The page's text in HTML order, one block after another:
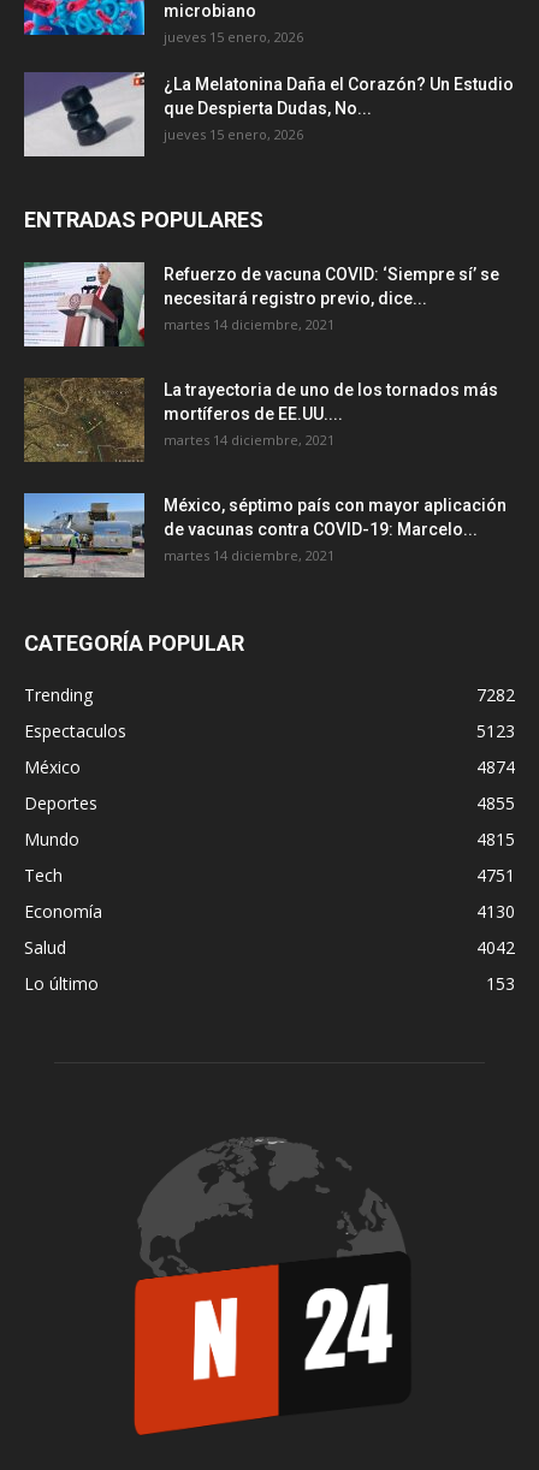
microbiano
jueves 15 enero, 2026
¿La Melatonina Daña el Corazón? Un Estudio
que Despierta Dudas, No...
jueves 15 enero, 2026
ENTRADAS POPULARES
Refuerzo de vacuna COVID: ‘Siempre sí’ se
necesitará registro previo, dice...
martes 14 diciembre, 2021
La trayectoria de uno de los tornados más
mortíferos de EE.UU....
martes 14 diciembre, 2021
México, séptimo país con mayor aplicación
de vacunas contra COVID-19: Marcelo...
martes 14 diciembre, 2021
CATEGORÍA POPULAR
Trending
7282
Espectaculos
5123
México
4874
Deportes
4855
Mundo
4815
Tech
4751
Economía
4130
Salud
4042
Lo último
153